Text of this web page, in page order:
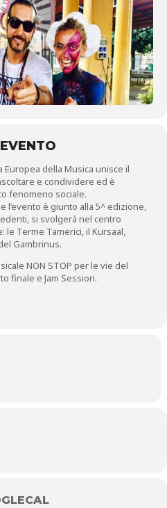
Europea della Musica unisce il
e condividere ed è
fenomeno sociale.
l’evento è giunto alla 5^ edizione,
si svolgerà nel centro
le Terme Tamerici, il Kursaal,
Gambrinus.
NON STOP per le vie del
finale e Jam Session.